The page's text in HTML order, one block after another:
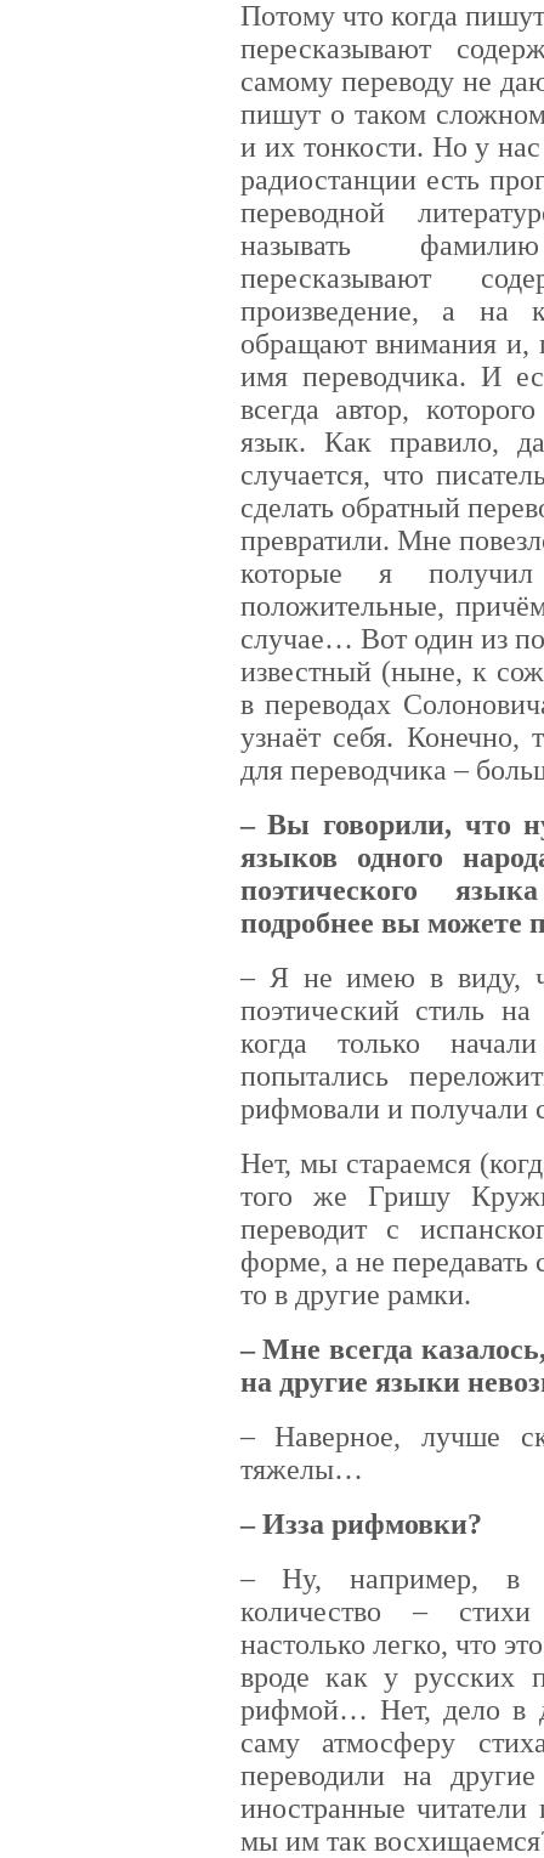
Потому что когда
пересказывают
самому переводу не
пишут о таком
и их тонкости. Но у
радиостанции есть
переводной
называть
пересказывают
произведение, а на
обращают внимания и,
имя переводчика. И
всегда автор,
язык. Как правило,
случается, что
сделать обратный
превратили. Мне
которые я
положительные,
случае… Вот один из
известный (ныне, к
в переводах
узнаёт себя. Конечно,
для переводчика –
– Вы говорили, что
языков одного
поэтического
подробнее вы можете
– Я не имею в виду,
поэтический стиль
когда только
попытались
рифмовали и получали
Нет, мы стараемся
того же Гришу
переводит с
форме, а не передавать
то в другие рамки.
– Мне всегда
на другие языки
– Наверное, лучше
тяжелы…
– Из­за рифмовки?
– Ну, например, в
количество –
настолько легко, что
вроде как у русских
рифмой… Нет, дело в
саму атмосферу
переводили на
иностранные
мы им так